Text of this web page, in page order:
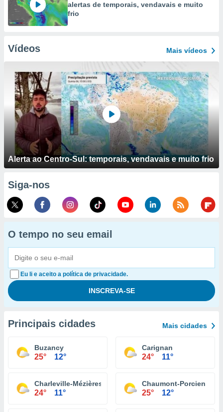
alertas de temporais, vendavais e muito
frio
Vídeos Mais vídeos
Alerta ao Centro-Sul: temporais, vendavais e muito frio
Siga-nos
O tempo no seu email
Eu li e aceito a política de privacidade.
Principais cidades Mais cidades
Buzancy
25° 12°
Carignan
24° 11°
Charleville-Mézières
24° 11°
Chaumont-Porcien
25° 12°